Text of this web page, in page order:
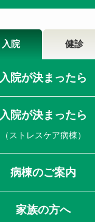
入院 健診
入院が決まったら
入院が決まったら
（ストレスケア病棟）
病棟のご案内
家族の方へ